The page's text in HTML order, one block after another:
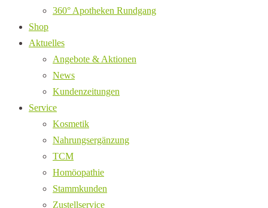
360° Apotheken Rundgang
Shop
Aktuelles
Angebote & Aktionen
News
Kundenzeitungen
Service
Kosmetik
Nahrungsergänzung
TCM
Homöopathie
Stammkunden
Zustellservice